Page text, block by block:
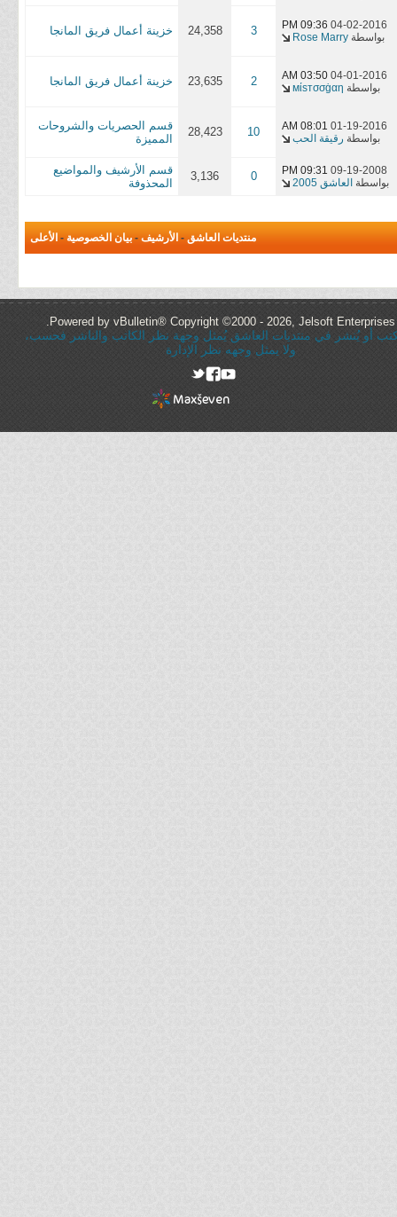
04-02-2016
09:36 PM
بواسطة Rose Marry
3
24,358 خزينة أعمال فريق المانجا
04-01-2016
03:50 AM
بواسطة мίѕтσσġαη
2
23,635 خزينة أعمال فريق المانجا
01-19-2016
08:01 AM
بواسطة رقيقة الحب 10
28,423
قسم الحصريات والشروحات
المميزة
09-19-2008
09:31 PM
بواسطة العاشق 2005 0
3,136
قسم الأرشيف والمواضيع
المحذوفة
منتديات العاشق - الأرشيف - بيان الخصوصية - الأعلى
Powered by vBulletin® Copyright ©2000 - 2026, Jelsoft Enterprises
أو يُنشر في منتديات العاشق يُمثل وجهة نظر الكاتب والناشر فحسب،
ولا يمثل وجهه نظر الإدارة